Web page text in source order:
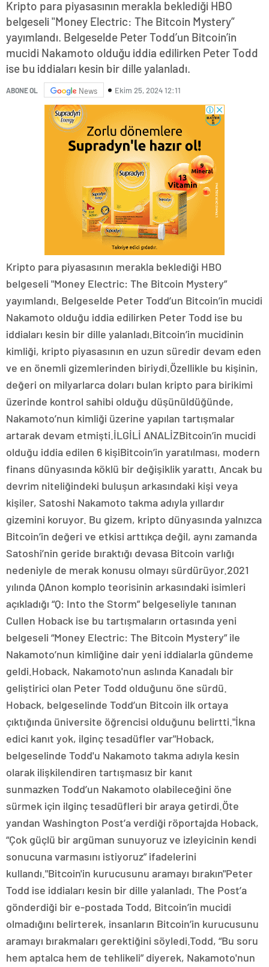
Kripto para piyasasının merakla beklediği HBO
belgeseli "Money Electric: The Bitcoin Mystery”
yayımlandı. Belgeselde Peter Todd’un Bitcoin’in
mucidi Nakamoto olduğu iddia edilirken Peter Todd
ise bu iddiaları kesin bir dille yalanladı.
ABONE OL News Ekim 25, 2024 12:11
Kripto para piyasasının merakla beklediği HBO
belgeseli "Money Electric: The Bitcoin Mystery”
yayımlandı. Belgeselde Peter Todd’un Bitcoin’in mucidi
Nakamoto olduğu iddia edilirken Peter Todd ise bu
iddiaları kesin bir dille yalanladı.Bitcoin’in mucidinin
kimliği, kripto piyasasının en uzun süredir devam eden
ve en önemli gizemlerinden biriydi.Özellikle bu kişinin,
değeri on milyarlarca doları bulan kripto para birikimi
üzerinde kontrol sahibi olduğu düşünüldüğünde,
Nakamoto’nun kimliği üzerine yapılan tartışmalar
artarak devam etmişti.İLGİLİ ANALİZBitcoin’in mucidi
olduğu iddia edilen 6 kişiBitcoin’in yaratılması, modern
finans dünyasında köklü bir değişiklik yarattı. Ancak bu
devrim niteliğindeki buluşun arkasındaki kişi veya
kişiler, Satoshi Nakamoto takma adıyla yıllardır
gizemini koruyor. Bu gizem, kripto dünyasında yalnızca
Bitcoin’in değeri ve etkisi arttıkça değil, aynı zamanda
Satoshi’nin geride bıraktığı devasa Bitcoin varlığı
nedeniyle de merak konusu olmayı sürdürüyor.2021
yılında QAnon komplo teorisinin arkasındaki isimleri
açıkladığı “Q: Into the Storm” belgeseliyle tanınan
Cullen Hoback ise bu tartışmaların ortasında yeni
belgeseli “Money Electric: The Bitcoin Mystery” ile
Nakamoto’nun kimliğine dair yeni iddialarla gündeme
geldi.Hoback, Nakamoto'nun aslında Kanadalı bir
geliştirici olan Peter Todd olduğunu öne sürdü.
Hoback, belgeselinde Todd’un Bitcoin ilk ortaya
çıktığında üniversite öğrencisi olduğunu belirtti."İkna
edici kanıt yok, ilginç tesadüfler var"Hoback,
belgeselinde Todd'u Nakamoto takma adıyla kesin
olarak ilişkilendiren tartışmasız bir kanıt
sunmazken Todd’un Nakamoto olabileceğini öne
sürmek için ilginç tesadüfleri bir araya getirdi.Öte
yandan Washington Post’a verdiği röportajda Hoback,
“Çok güçlü bir argüman sunuyoruz ve izleyicinin kendi
sonucuna varmasını istiyoruz” ifadelerini
kullandı."Bitcoin'in kurucusunu aramayı bırakın"Peter
Todd ise iddiaları kesin bir dille yalanladı. The Post’a
gönderdiği bir e-postada Todd, Bitcoin’in mucidi
olmadığını belirterek, insanların Bitcoin’in kurucusunu
aramayı bırakmaları gerektiğini söyledi.Todd, “Bu soru
hem aptalca hem de tehlikeli” diyerek, Nakamoto'nun